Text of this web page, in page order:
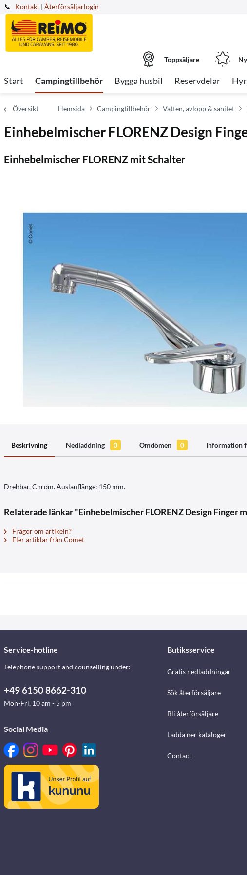
Kontakt | Återförsäljarlogin
Toppsäljare
Start Campingtillbehör Bygga husbil Reservdelar
Översikt Hemsida Campingtillbehör Vatten, avlopp & sanitet
Einhebelmischer FLORENZ Design
Einhebelmischer FLORENZ mit Schalter
Beskrivning Nedladdning 0 Omdömen 0 Information
Drehbar, Chrom. Auslauflänge: 150 mm.
Relaterade länkar "Einhebelmischer FLORENZ Design Finger
Frågor om artikeln?
Fler artiklar från Comet
Service-hotline
Telephone support and counselling under:
+49 6150 8662-310
Mon-Fri, 10 am - 5 pm
Social Media
Butiksservice
Gratis nedladdningar
Sök återförsäljare
Bli återförsäljare
Ladda ner kataloger
Contact